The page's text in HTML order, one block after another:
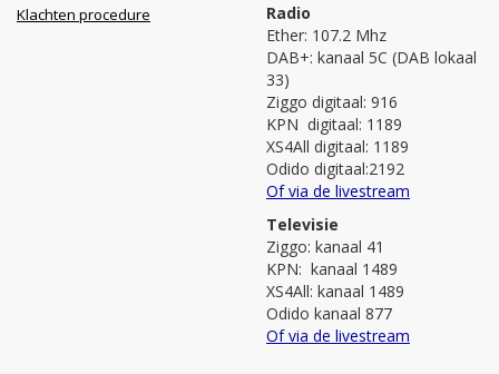
Klachten procedure
Radio
Ether: 107.2 Mhz
DAB+: kanaal 5C (DAB lokaal
33)
Ziggo digitaal: 916
KPN digitaal: 1189
XS4All digitaal: 1189
Odido digitaal:2192
Of via de livestream
Televisie
Ziggo: kanaal 41
KPN: kanaal 1489
XS4All: kanaal 1489
Odido kanaal 877
Of via de livestream